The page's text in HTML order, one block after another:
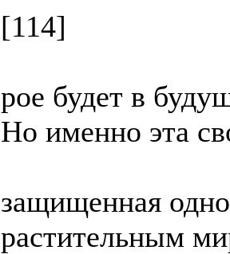
[114]
рое будет в
Но именно эта
защищенная
растительным